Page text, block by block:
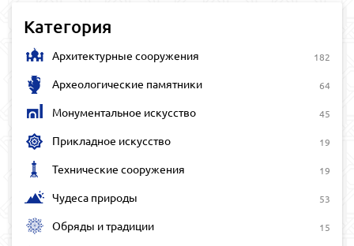
Категория
Архитектурные сооружения 182
Археологические памятники 64
Монументальное искусство 45
Прикладное искусство 19
Технические сооружения 19
Чудеса природы 53
Обряды и традиции 15